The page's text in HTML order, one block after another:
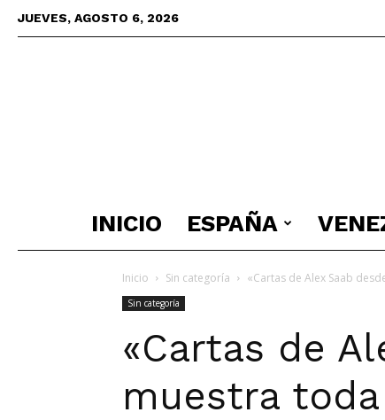
JUEVES, AGOSTO 6, 2026
INICIO ESPAÑA
Inicio Sin categoría «Cartas de Alex Saab
Sin categoría
«Cartas de
muestra